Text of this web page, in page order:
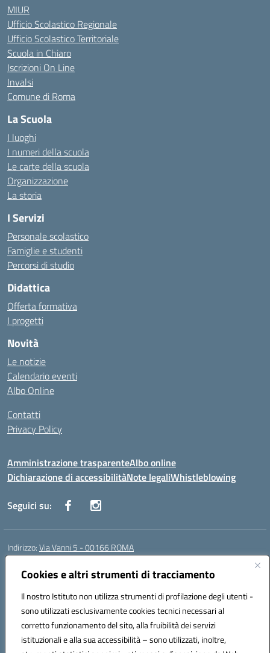
Cookies e altri strumenti di tracciamento
Il nostro Istituto non utilizza strumenti di profilazione degli utenti -
sono utilizzati esclusivamente cookies tecnici necessari al
corretto funzionamento del sito, alla fruibilità dei servizi
istituzionali e alla sua accessibilità – sono utilizzati, inoltre,
MIUR
Ufficio Scolastico Regionale
Ufficio Scolastico Territoriale
Scuola in Chiaro
Iscrizioni On Line
Invalsi
Comune di Roma
La Scuola
I luoghi
I numeri della scuola
Le carte della scuola
Organizzazione
La storia
I Servizi
Personale scolastico
Famiglie e studenti
Percorsi di studio
Didattica
Offerta formativa
I progetti
Novità
Le notizie
Calendario eventi
Albo Online
Contatti
Privacy Policy
Amministrazione trasparenteAlbo online
Dichiarazione di accessibilitàNote legaliWhistleblowing
Seguici su:
Indirizzo:Via Vanni 5 - 00166 ROMA
Centralino:
Posta elettronica certificata (PEC):RMIC86500P@pec.istruzione.it
Codice fiscale: 97197050582
Codice meccanografico:RMIC86500P
Codice Indice delle Pubbliche Amministrazioni (IPA): istsc_RMIC86500P
Codice unico di fatturazione (CUF): UFSRRZ